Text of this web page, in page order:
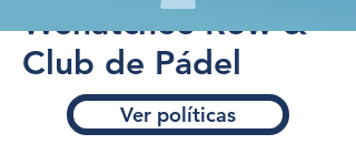
Wenatchee Row &
Club de Pádel
Ver políticas